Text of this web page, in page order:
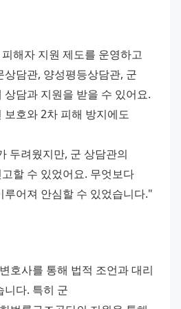
해자 지원 제도를 운영하고
담관, 양성평등상담관, 군
담과 지원을 받을 수 있어요.
호와 2차 피해 방지에도
두려웠지만, 군 상담관의
할 수 있었어요. 무엇보다
루어져 안심할 수 있었습니다."
호사를 통해 법적 조언과 대리
니다. 특히 군